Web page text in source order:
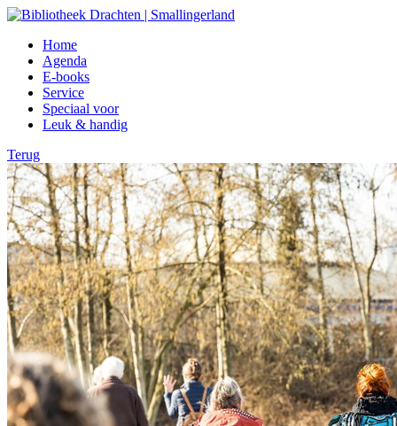
Home
Agenda
E-books
Service
Speciaal voor
Leuk & handig
Terug